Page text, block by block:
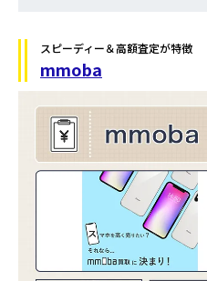
スピーディー＆高額査定が特徴
mmoba